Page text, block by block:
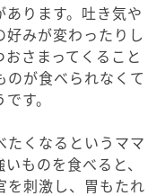
ります。吐き気や
みが変わったりし
さまってくること
が食べられなくて
す。
たくなるというママ
ものを食べると、
を刺激し、胃もたれ